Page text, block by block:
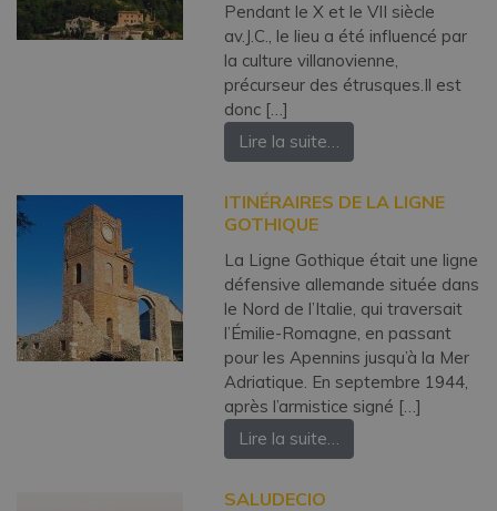
Pendant le X et le VII siècle
av.J.C., le lieu a été influencé par
la culture villanovienne,
précurseur des étrusques.Il est
donc […]
Lire la suite…
ITINÉRAIRES DE LA LIGNE
GOTHIQUE
La Ligne Gothique était une ligne
défensive allemande située dans
le Nord de l’Italie, qui traversait
l’Émilie-Romagne, en passant
pour les Apennins jusqu’à la Mer
Adriatique. En septembre 1944,
après l’armistice signé […]
Lire la suite…
SALUDECIO